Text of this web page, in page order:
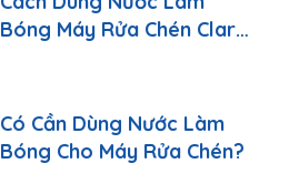
Bóng Máy Rửa Chén Clara
Có Cần Dùng Nước Làm
Bóng Cho Máy Rửa Chén?